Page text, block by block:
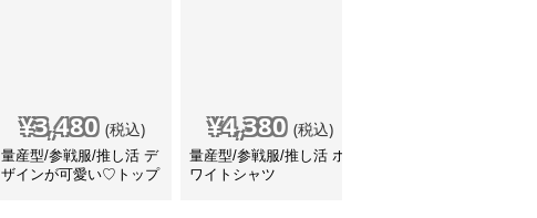
¥3,480 (税込)
量産型/参戦服/推し活 デ
ザインが可愛い♡トップ
¥4,380 (税込)
量産型/参戦服/推し活 ホ
ワイトシャツ